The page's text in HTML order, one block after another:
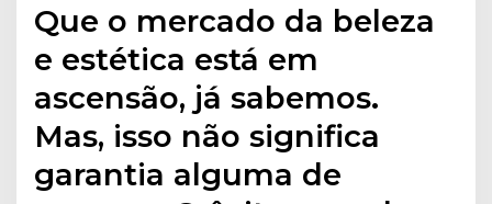
Que o mercado da beleza
e estética está em
ascensão, já sabemos.
Mas, isso não significa
garantia alguma de